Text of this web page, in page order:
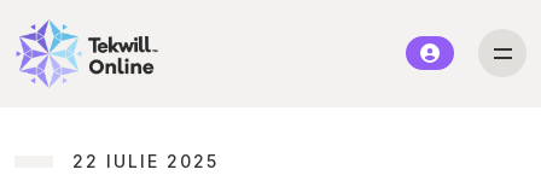
22 IULIE 2025